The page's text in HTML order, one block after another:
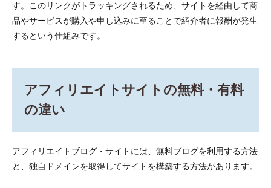
グ
独自
アフ
エイ
イト
り方
す。このリンクがトラッキングされるため、サイトを経由して商
品やサービスが購入や申し込みに至ることで紹介者に報酬が発生
するという仕組みです。
アフィリエイトサイトの無料・有料
の違い
アフィリエイトブログ・サイトには、無料ブログを利用する方法
と、独自ドメインを取得してサイトを構築する方法があります。